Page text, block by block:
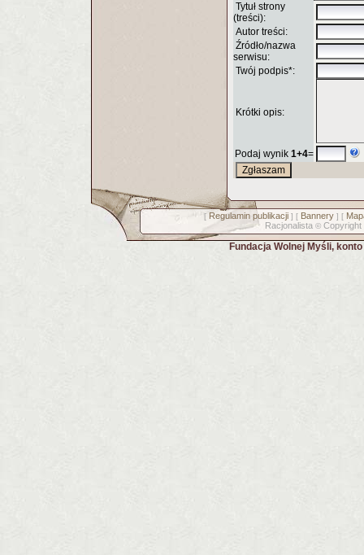
Tytuł strony
(treści):
Autor treści:
Źródło/nazwa
serwisu:
Twój podpis*:
Krótki opis:
Podaj wynik 1+4=
[ Regulamin publikacji] [ Bannery] [
Racjonalista © Copyright
Fundacja Wolnej Myśli,